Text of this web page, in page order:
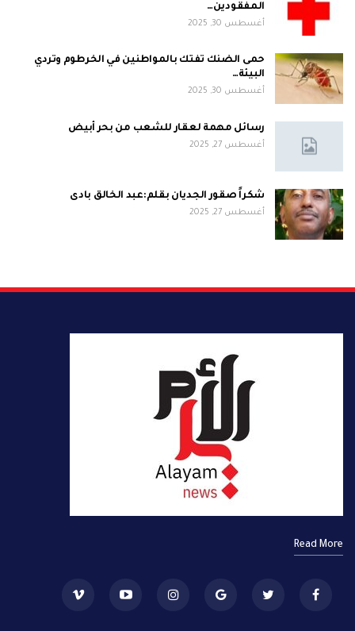
المفقودين…
أغسطس 30, 2025
حمى الضنك تفتك بالمواطنين في الخرطوم وتردي
البيئة…
أغسطس 30, 2025
رسائل مهمة لعقار للشعب من بحر أبيض
أغسطس 27, 2025
شكراً صقور الجديان بقلم:عبد الخالق بادى
أغسطس 27, 2025
Read More